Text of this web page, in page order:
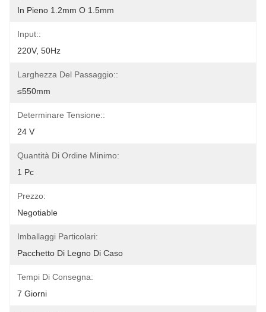
In Pieno 1.2mm O 1.5mm
Input::
220V, 50Hz
Larghezza Del Passaggio::
≤550mm
Determinare Tensione::
24 V
Quantità Di Ordine Minimo:
1 Pc
Prezzo:
Negotiable
Imballaggi Particolari:
Pacchetto Di Legno Di Caso
Tempi Di Consegna:
7 Giorni